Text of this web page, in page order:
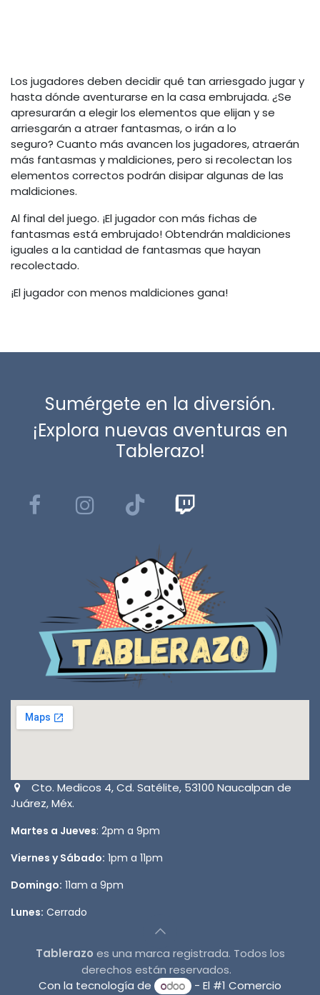
Los jugadores deben decidir qué tan arriesgado jugar y
hasta dónde aventurarse en la casa embrujada. ¿Se
apresurarán a elegir los elementos que elijan y se
arriesgarán a atraer fantasmas, o irán a lo
seguro? Cuanto más avancen los jugadores, atraerán
más fantasmas y maldiciones, pero si recolectan los
elementos correctos podrán disipar algunas de las
maldiciones.
Al final del juego. ¡El jugador con más fichas de
fantasmas está embrujado! Obtendrán maldiciones
iguales a la cantidad de fantasmas que hayan
recolectado.
¡El jugador con menos maldiciones gana!
Sumérgete en la diversión.
¡Explora nuevas aventuras en
Tablerazo!
Cto. Medicos 4, Cd. Satélite, 53100 Naucalpan de
Juárez, Méx.
Martes a Jueves: 2pm a 9pm
Viernes y Sábado: 1pm a 11pm
Domingo: 11am a 9pm
Lunes: Cerrado
Tablerazo es una marca registrada. Todos los
derechos están reservados.
Con la tecnología de
- El #1 Comercio